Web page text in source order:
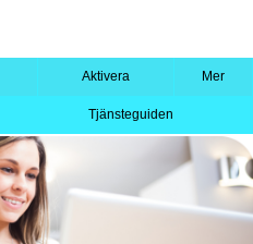
Aktivera Mer
Tjänsteguiden